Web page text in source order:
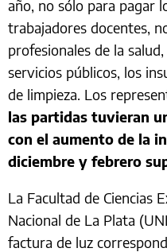
año, no sólo para pagar
trabajadores docentes,
profesionales de la
servicios públicos, los
de limpieza. Los
las partidas tuvieran
con el aumento de la
diciembre y febrero
La Facultad de Ciencias
Nacional de La Plata
factura de luz